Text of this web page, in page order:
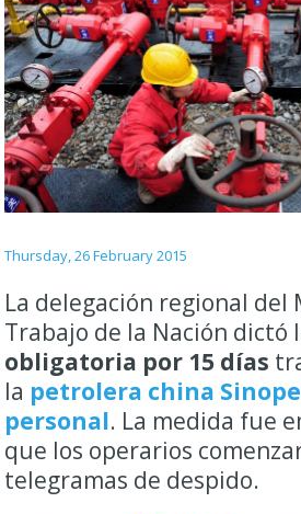
Thursday, 26 February 2015
La delegación regional del
Trabajo de la Nación dictó
obligatoria por 15 días
la petrolera china
personal. La medida fue
que los operarios
telegramas de despido.